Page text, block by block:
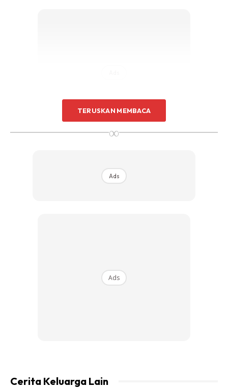
TERUSKAN MEMBACA
∞
Ads
Ads
Cerita Keluarga Lain